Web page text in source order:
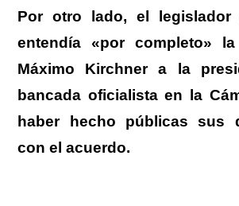
Por otro lado, el legislador
entendía «por completo»
Máximo Kirchner a la
bancada oficialista en la
haber hecho públicas sus
con el acuerdo.